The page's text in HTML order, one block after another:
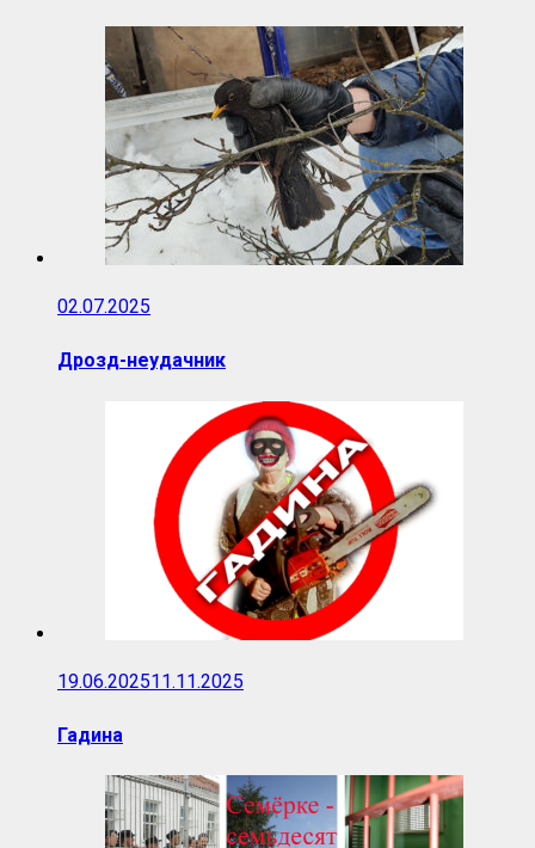
02.07.2025
Дрозд-неудачник
19.06.202511.11.2025
Гадина